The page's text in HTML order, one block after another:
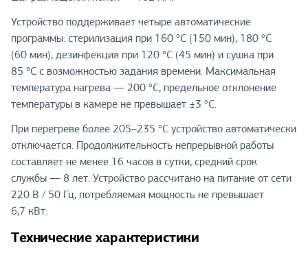
Устройство поддерживает четыре автоматические
программы: стерилизация при 160 °C (150 мин), 180 °C
(60 мин), дезинфекция при 120 °C (45 мин) и сушка при
85 °C с возможностью задания времени. Максимальная
температура нагрева — 200 °C, предельное отклонение
температуры в камере не превышает ±3 °C.
При перегреве более 205–235 °C устройство автоматически
отключается. Продолжительность непрерывной работы
составляет не менее 16 часов в сутки, средний срок
службы — 8 лет. Устройство рассчитано на питание от сети
220 В / 50 Гц, потребляемая мощность не превышает
6,7 кВт.
Технические характеристики